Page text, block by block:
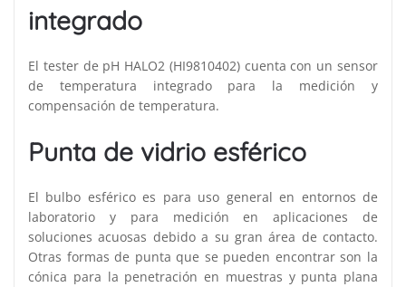
integrado
El tester de pH HALO2 (HI9810402) cuenta con un sensor
de temperatura integrado para la medición y
compensación de temperatura.
Punta de vidrio esférico
El bulbo esférico es para uso general en entornos de
laboratorio y para medición en aplicaciones de
soluciones acuosas debido a su gran área de contacto.
Otras formas de punta que se pueden encontrar son la
cónica para la penetración en muestras y punta plana